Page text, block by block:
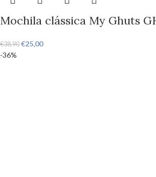
Mochila clássica My Ghuts
€38,90 €25,00
-36%